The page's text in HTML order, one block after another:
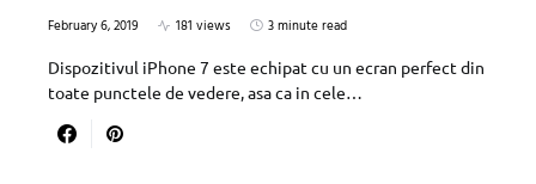
February 6, 2019 181 views
3 minute read
Dispozitivul iPhone 7 este echipat cu un ecran perfect din
toate punctele de vedere, asa ca in cele…